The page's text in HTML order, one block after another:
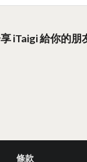
iTaigi 給你的朋
條款